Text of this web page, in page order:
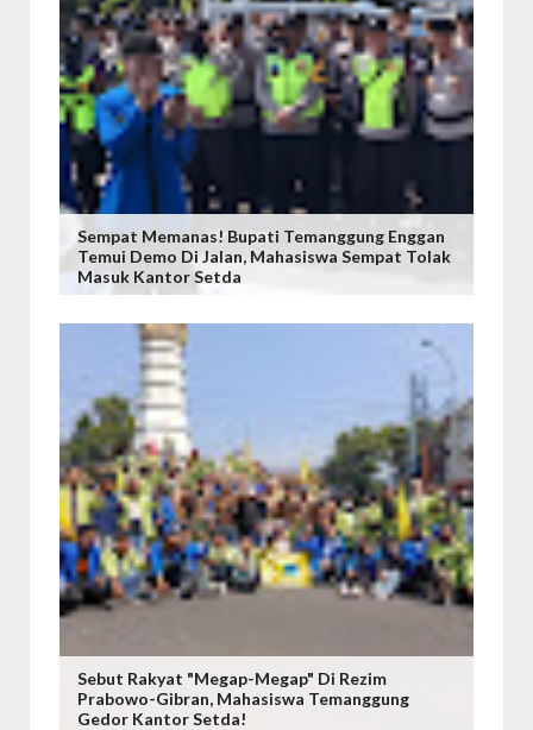
Sempat Memanas! Bupati Temanggung Enggan
Temui Demo Di Jalan, Mahasiswa Sempat Tolak
Masuk Kantor Setda
Sebut Rakyat "Megap-Megap" Di Rezim
Prabowo-Gibran, Mahasiswa Temanggung
Gedor Kantor Setda!